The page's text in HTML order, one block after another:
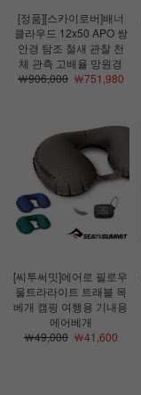
[정품][스카이로버]배너
클라우드 12x50 APO 쌍
안경 탐조 철새 관찰 천
체 관측 고배율 망원경
￦906,000￦751,980
[씨투써밋]에어로 필로우
울트라라이트 트래블 목
베개 캠핑 여행용 기내용
에어베개
￦49,000￦41,600